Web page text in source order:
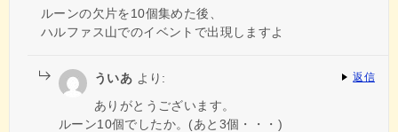
ルーンの欠片を10個集めた後、
ハルファス山でのイベントで出現しますよ
ういあ より:
ありがとうございます。
ルーン10個でしたか。(あと3個・・・)
返信